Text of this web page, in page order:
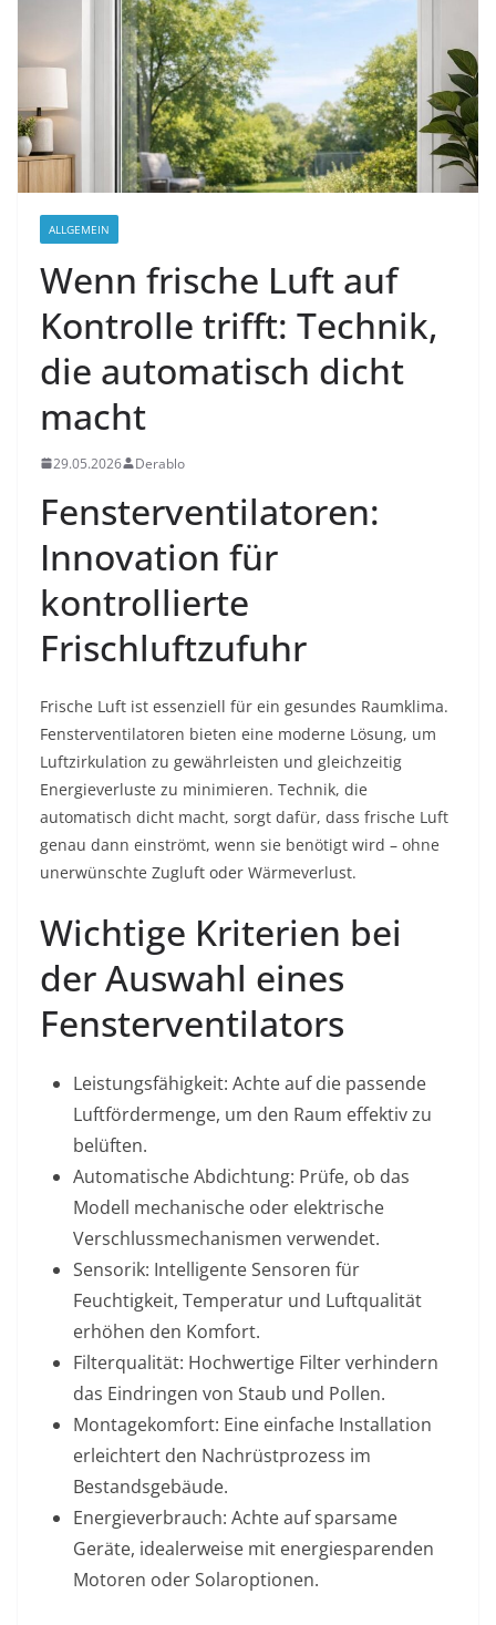
ALLGEMEIN
Wenn frische Luft auf
Kontrolle trifft: Technik,
die automatisch dicht
macht
29.05.2026 Derablo
Fensterventilatoren:
Innovation für
kontrollierte
Frischluftzufuhr
Frische Luft ist essenziell für ein gesundes Raumklima.
Fensterventilatoren bieten eine moderne Lösung, um
Luftzirkulation zu gewährleisten und gleichzeitig
Energieverluste zu minimieren. Technik, die
automatisch dicht macht, sorgt dafür, dass frische Luft
genau dann einströmt, wenn sie benötigt wird – ohne
unerwünschte Zugluft oder Wärmeverlust.
Wichtige Kriterien bei
der Auswahl eines
Fensterventilators
Leistungsfähigkeit: Achte auf die passende
Luftfördermenge, um den Raum effektiv zu
belüften.
Automatische Abdichtung: Prüfe, ob das
Modell mechanische oder elektrische
Verschlussmechanismen verwendet.
Sensorik: Intelligente Sensoren für
Feuchtigkeit, Temperatur und Luftqualität
erhöhen den Komfort.
Filterqualität: Hochwertige Filter verhindern
das Eindringen von Staub und Pollen.
Montagekomfort: Eine einfache Installation
erleichtert den Nachrüstprozess im
Bestandsgebäude.
Energieverbrauch: Achte auf sparsame
Geräte, idealerweise mit energiesparenden
Motoren oder Solaroptionen.